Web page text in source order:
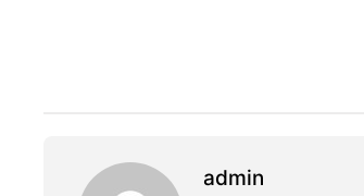
admin